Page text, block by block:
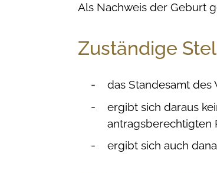
Als Nachweis der Geburt
Zuständige
das Standesamt
ergibt sich daraus
antragsberechtigten
ergibt sich auch